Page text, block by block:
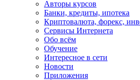
Авторы курсов
Банки, кредиты, ипотека
Криптовалюта, форекс,
Сервисы Интернета
Обо всём
Обучение
Интересное в сети
Новости
Приложения